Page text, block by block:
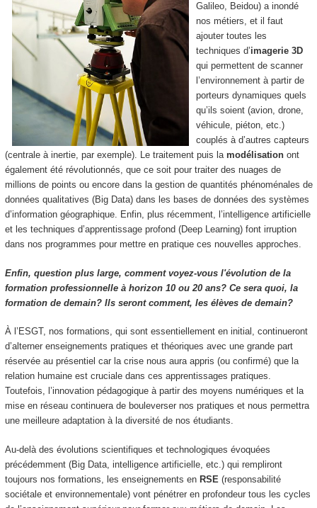
Galileo, Beidou) a inondé
nos métiers, et il faut
ajouter toutes les
techniques d’imagerie 3D
qui permettent de scanner
l’environnement à partir de
porteurs dynamiques quels
qu’ils soient (avion, drone,
véhicule, piéton, etc.)
couplés à d’autres capteurs
(centrale à inertie, par exemple). Le traitement puis la modélisation ont
également été révolutionnés, que ce soit pour traiter des nuages de
millions de points ou encore dans la gestion de quantités phénoménales de
données qualitatives (Big Data) dans les bases de données des systèmes
d’information géographique. Enfin, plus récemment, l’intelligence artificielle
et les techniques d’apprentissage profond (Deep Learning) font irruption
dans nos programmes pour mettre en pratique ces nouvelles approches.
Enfin, question plus large, comment voyez-vous l'évolution de la
formation professionnelle à horizon 10 ou 20 ans? Ce sera quoi, la
formation de demain? Ils seront comment, les élèves de demain?
À l’ESGT, nos formations, qui sont essentiellement en initial, continueront
d’alterner enseignements pratiques et théoriques avec une grande part
réservée au présentiel car la crise nous aura appris (ou confirmé) que la
relation humaine est cruciale dans ces apprentissages pratiques.
Toutefois, l’innovation pédagogique à partir des moyens numériques et la
mise en réseau continuera de bouleverser nos pratiques et nous permettra
une meilleure adaptation à la diversité de nos étudiants.
Au-delà des évolutions scientifiques et technologiques évoquées
précédemment (Big Data, intelligence artificielle, etc.) qui rempliront
toujours nos formations, les enseignements en RSE (responsabilité
sociétale et environnementale) vont pénétrer en profondeur tous les cycles